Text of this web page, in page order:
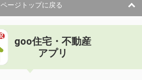
ページトップに戻る
goo住宅・不動産
アプリ